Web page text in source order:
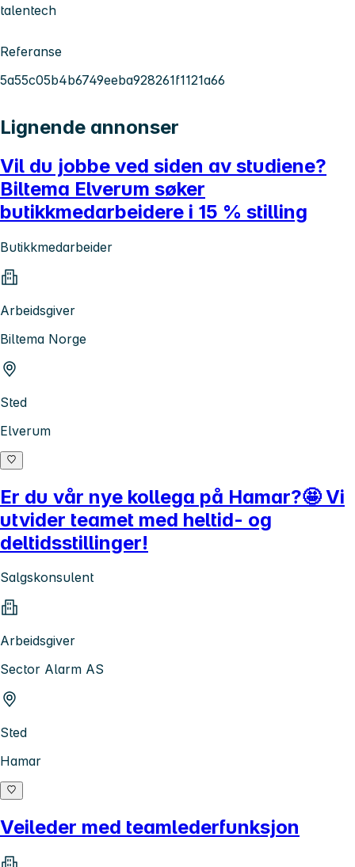
talentech
Referanse
5a55c05b4b6749eeba928261f1121a66
Lignende annonser
Vil du jobbe ved siden av studiene?
Biltema Elverum søker
butikkmedarbeidere i 15 % stilling
Butikkmedarbeider
Arbeidsgiver
Biltema Norge
Sted
Elverum
Er du vår nye kollega på Hamar?🤩 Vi
utvider teamet med heltid- og
deltidsstillinger!
Salgskonsulent
Arbeidsgiver
Sector Alarm AS
Sted
Hamar
Veileder med teamlederfunksjon